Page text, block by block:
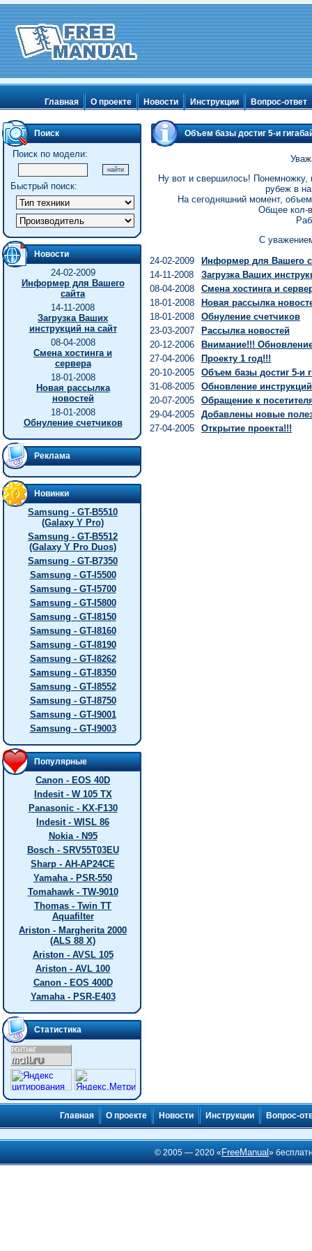
Главная О проекте Новости Инструкции Вопрос-ответ
Поиск
Поиск по модели:
Быстрый поиск:
Новости
24-02-2009
Информер для Вашего
сайта
14-11-2008
Загрузка Ваших
инструкций на сайт
08-04-2008
Смена хостинга и
сервера
18-01-2008
Новая рассылка
новостей
18-01-2008
Обнуление счетчиков
Реклама
Новинки
Samsung - GT-B5510
(Galaxy Y Pro)
Samsung - GT-B5512
(Galaxy Y Pro Duos)
Samsung - GT-B7350
Samsung - GT-I5500
Samsung - GT-I5700
Samsung - GT-I5800
Samsung - GT-I8150
Samsung - GT-I8160
Samsung - GT-I8190
Samsung - GT-I8262
Samsung - GT-I8350
Samsung - GT-I8552
Samsung - GT-I8750
Samsung - GT-I9001
Samsung - GT-I9003
Популярные
Canon - EOS 40D
Indesit - W 105 TX
Panasonic - KX-F130
Indesit - WISL 86
Nokia - N95
Bosch - SRV55T03EU
Sharp - AH-AP24CE
Yamaha - PSR-550
Tomahawk - TW-9010
Thomas - Twin TT
Aquafilter
Ariston - Margherita 2000
(ALS 88 X)
Ariston - AVSL 105
Ariston - AVL 100
Canon - EOS 400D
Yamaha - PSR-E403
Статистика
Объем базы достиг 5-и
Ну вот и свершилось!
рубеж в
На сегодняшний момент,
Общее кол-
С
24-02-2009
Информер для Вашего
14-11-2008
Загрузка Ваших
08-04-2008
Смена хостинга и
18-01-2008
Новая рассылка
18-01-2008
Обнуление счетчиков
23-03-2007
Рассылка новостей
20-12-2006
Внимание!!!
27-04-2006
Проекту 1 год!!!
20-10-2005
Объем базы достиг 5-и
31-08-2005
Обновление инструкций
20-07-2005
Обращение к
29-04-2005
Добавлены новые
27-04-2005
Открытие проекта!!!
Главная О проекте Новости Инструкции Вопрос-
© 2005 — 2020 « FreeManual»